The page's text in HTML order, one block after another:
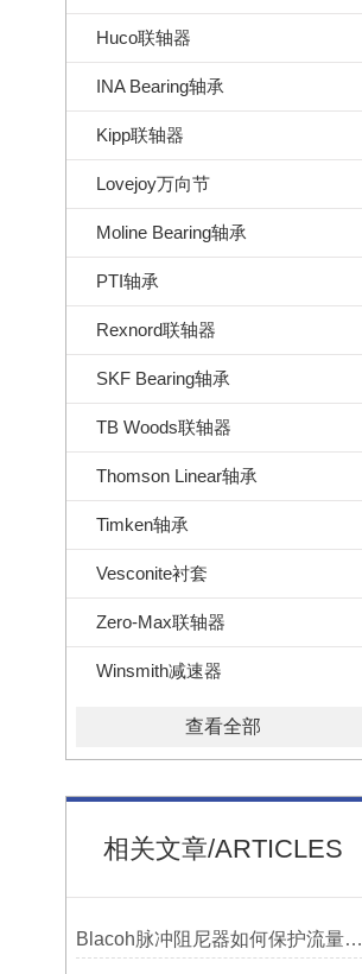
Huco联轴器
INA Bearing轴承
Kipp联轴器
Lovejoy万向节
Moline Bearing轴承
PTI轴承
Rexnord联轴器
SKF Bearing轴承
TB Woods联轴器
Thomson Linear轴承
Timken轴承
Vesconite衬套
Zero-Max联轴器
Winsmith减速器
查看全部
相关文章/ARTICLES
Blacoh脉冲阻尼器如何保护流量计、压力开关和管路附件？